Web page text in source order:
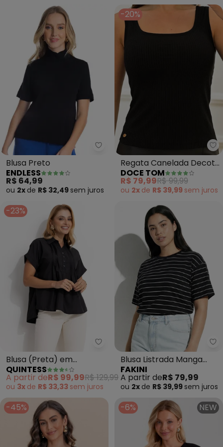
Endless - Blusa Preto
Blusa Preto
ENDLESS
R$ 64,99
ou 2x de R$ 32,49 sem juros
-20%
Regata Canelada Decote
Quadrado (Preto)
DOCE TOM
R$ 79,99R$ 99,99
ou 2x de R$ 39,99 sem juros
-23%
Quintess - Blusa (Preta) em
Blusa (Preta) em
Poliéster
QUINTESS
A partir deR$ 99,99R$ 129,99
ou 3x de R$ 33,33 sem juros
Blusa Listrada Manga
Curta (Preto)
FAKINI
A partir deR$ 79,99
ou 2x de R$ 39,99 sem juros
-45% -6% NEW